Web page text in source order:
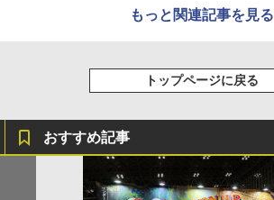
もっと関連記事を見る
トップページに戻る
おすすめ記事